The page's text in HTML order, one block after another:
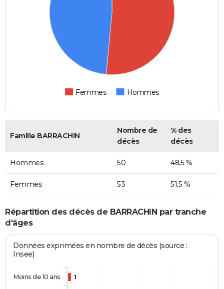
Femmes Hommes
Famille BARRACHIN
Nombre de
décès
% des
décès
Hommes 50 48,5 %
Femmes 53 51,5 %
Répartition des décès de BARRACHIN par tranche
d'âges
Données exprimées en nombre de décès (source :
Insee)
1
Moins de 10 ans